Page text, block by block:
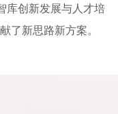
库创新发展与人才培
了新思路新方案。